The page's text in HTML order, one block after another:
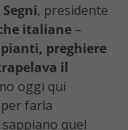
, presidente
italiane –
preghiere
il
oggi qui
farla
quel